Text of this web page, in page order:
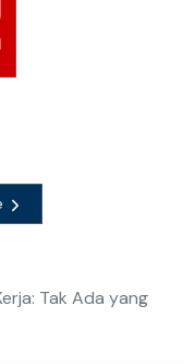
Tak Ada yang